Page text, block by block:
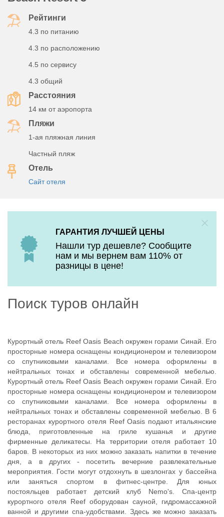
Рейтинги
4.3 по питанию
4.3 по расположению
4.5 по сервису
4.3 общий
Расстояния
14 км от аэропорта
Пляжи
1-ая пляжная линия
Частный пляж
Отель
Сайт отеля
ГАРАНТИЯ ЛУЧШЕЙ ЦЕНЫ
Нашли тур дешевле? Сообщите
нам и мы вернем вам 110% от
разницы в цене!
Поиск туров онлайн
Курортный отель Reef Oasis Beach окружен горами Синай. Его
просторные номера оснащены кондиционером и телевизором
со спутниковыми каналами. Все номера оформлены в
нейтральных тонах и обставлены современной мебелью.
Курортный отель Reef Oasis Beach окружен горами Синай. Его
просторные номера оснащены кондиционером и телевизором
со спутниковыми каналами. Все номера оформлены в
нейтральных тонах и обставлены современной мебелью. В 6
ресторанах курортного отеля Reef Oasis подают итальянские
блюда, приготовленные на гриле кушанья и другие
фирменные деликатесы. На территории отеля работает 10
баров. В некоторых из них можно заказать напитки в течение
дня, а в других - посетить вечерние развлекательные
мероприятия. Гости могут отдохнуть в шезлонгах у бассейна
или заняться спортом в фитнес-центре. Для юных
постояльцев работает детский клуб Nemo's. Спа-центр
курортного отеля Reef оборудован сауной, гидромассажной
ванной и другими спа-удобствами. Здесь же можно заказать